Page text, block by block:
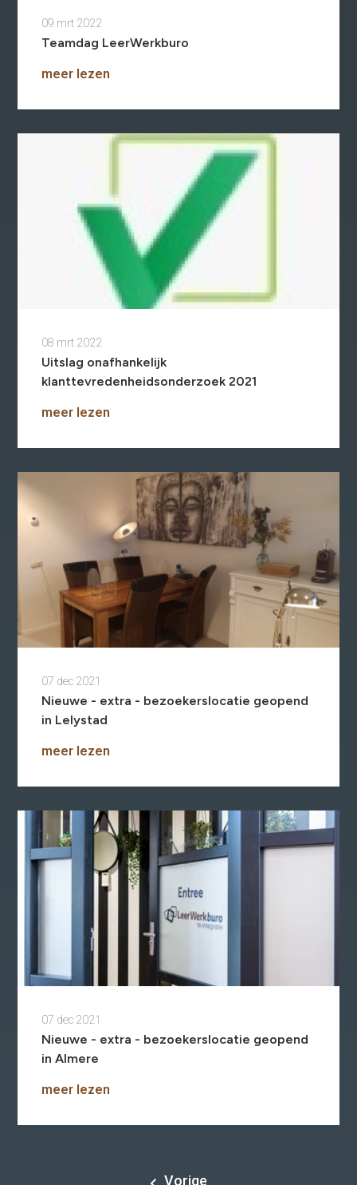
Brochure
Vacatures
Laatste nieuws
Contact
Maatschappelijk
Team
Vacatures
Nieuws
Contact
Klanten aan het
woord
Klanten aan het woord
Werkgever aan het woord
09 mrt 2022
Teamdag LeerWerkburo
meer lezen
08 mrt 2022
Uitslag onafhankelijk
klanttevredenheidsonderzoek 2021
meer lezen
07 dec 2021
Nieuwe - extra - bezoekerslocatie geopend
in Lelystad
meer lezen
07 dec 2021
Nieuwe - extra - bezoekerslocatie geopend
in Almere
meer lezen
Vorige